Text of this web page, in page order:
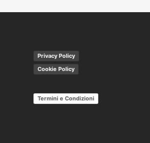
Privacy Policy
Cookie Policy
Termini e Condizioni